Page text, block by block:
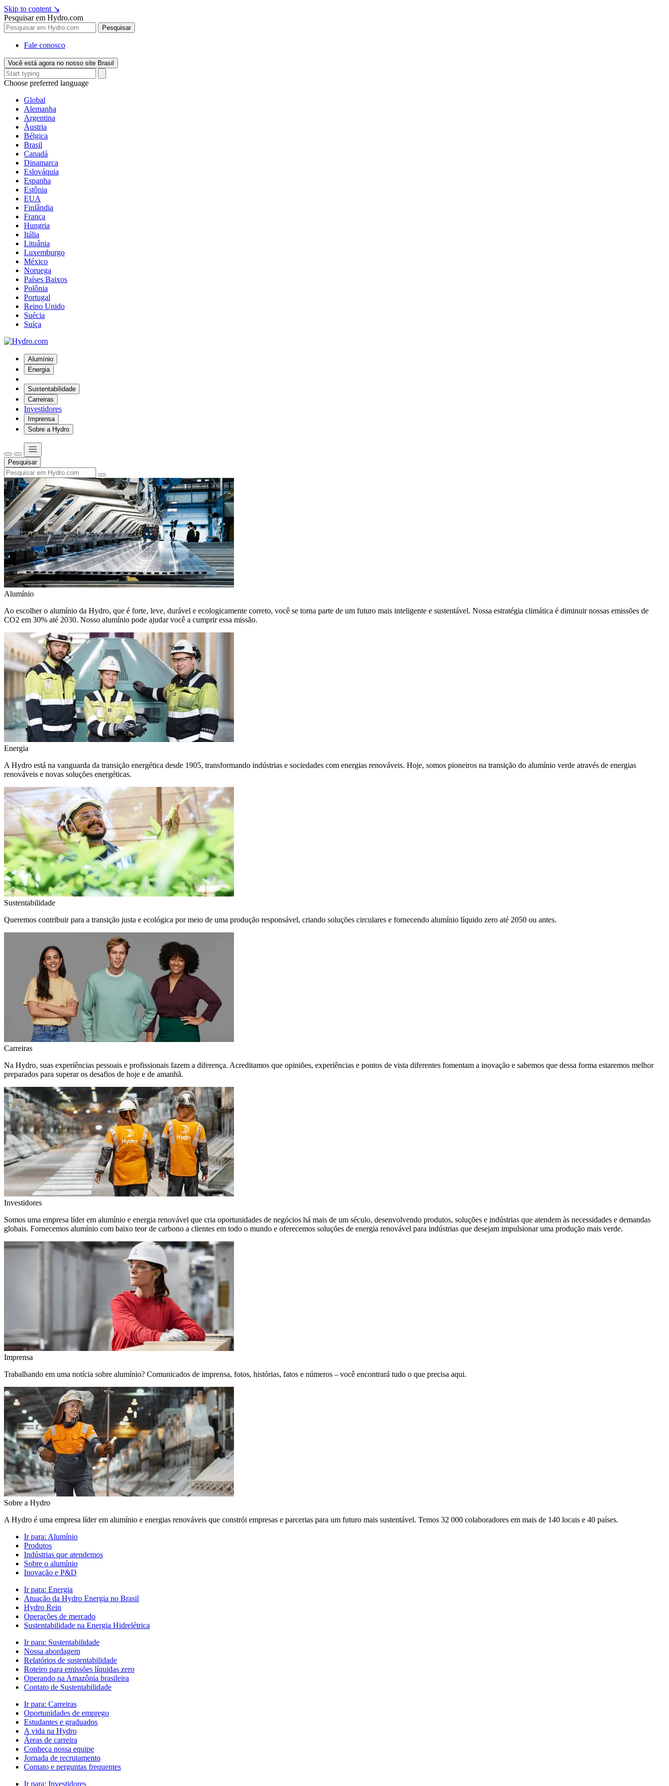
Skip to content ↘
Pesquisar em Hydro.com
Pesquisar
Fale conosco
Você está agora no nosso site Brasil
Choose preferred language
Global
Alemanha
Argentina
Áustria
Bélgica
Brasil
Canadá
Dinamarca
Eslováquia
Espanha
Estônia
EUA
Finlândia
França
Hungria
Itália
Lituânia
Luxemburgo
México
Noruega
Países Baixos
Polônia
Portugal
Reino Unido
Suécia
Suíça
Alumínio
Energia
Sustentabilidade
Carreiras
Investidores
Imprensa
Sobre a Hydro
Pesquisar
Alumínio
Ao escolher o alumínio da Hydro, que é forte, leve, durável e ecologicamente correto, você se torna parte de um futuro mais inteligente e sustentável. Nossa estratégia climática é diminuir nossas emissões de
CO2 em 30% até 2030. Nosso alumínio pode ajudar você a cumprir essa missão.
Energia
A Hydro está na vanguarda da transição energética desde 1905, transformando indústrias e sociedades com energias renováveis. Hoje, somos pioneiros na transição do alumínio verde através de energias
renováveis e novas soluções energéticas.
Sustentabilidade
Queremos contribuir para a transição justa e ecológica por meio de uma produção responsável, criando soluções circulares e fornecendo alumínio líquido zero até 2050 ou antes.
Carreiras
Na Hydro, suas experiências pessoais e profissionais fazem a diferença. Acreditamos que opiniões, experiências e pontos de vista diferentes fomentam a inovação e sabemos que dessa forma estaremos melhor
preparados para superar os desafios de hoje e de amanhã.
Investidores
Somos uma empresa líder em alumínio e energia renovável que cria oportunidades de negócios há mais de um século, desenvolvendo produtos, soluções e indústrias que atendem às necessidades e demandas
globais. Fornecemos alumínio com baixo teor de carbono a clientes em todo o mundo e oferecemos soluções de energia renovável para indústrias que desejam impulsionar uma produção mais verde.
Imprensa
Trabalhando em uma notícia sobre alumínio? Comunicados de imprensa, fotos, histórias, fatos e números – você encontrará tudo o que precisa aqui.
Sobre a Hydro
A Hydro é uma empresa líder em alumínio e energias renováveis que constrói empresas e parcerias para um futuro mais sustentável. Temos 32 000 colaboradores em mais de 140 locais e 40 países.
Ir para: Alumínio
Produtos
Indústrias que atendemos
Sobre o alumínio
Inovação e P&D
Ir para: Energia
Atuação da Hydro Energia no Brasil
Hydro Rein
Operações de mercado
Sustentabilidade na Energia Hidrelétrica
Ir para: Sustentabilidade
Nossa abordagem
Relatórios de sustentabilidade
Roteiro para emissões líquidas zero
Operando na Amazônia brasileira
Contato de Sustentabilidade
Ir para: Carreiras
Oportunidades de emprego
Estudantes e graduados
A vida na Hydro
Áreas de carreira
Conheça nossa equipe
Jornada de recrutamento
Contato e perguntas frequentes
Ir para: Investidores